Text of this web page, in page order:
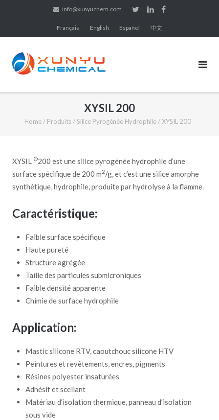
info@xunyuchem.com
Français English Español 中文
XYSIL 200
Home / Produits / Silice Pyrogénée Hydrophile / XYSIL 200
XYSIL ®200 est une silice pyrogénée hydrophile d’une
surface spécifique de 200 m2/g, et c’est une silice amorphe
synthétique, hydrophile, produite par hydrolyse à la flamme.
Caractéristique:
Faible surface spécifique
Haute pureté
Structure agrégée
Taille des particules submicroniques
Faible densité apparente
Chimie de surface hydrophile
Application:
Mastic silicone RTV, caoutchouc silicone HTV
Peintures et revêtements, encres, pigments
Résines polyester insaturées
Adhésif et scellant
Matériau d’isolation thermique, panneau d’isolation
sous vide